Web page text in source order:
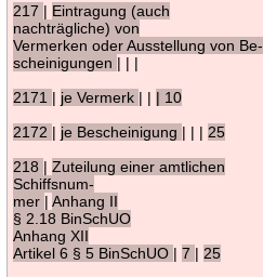
217 | Eintragung (auch
nachträgliche) von
Vermerken oder Ausstellung von Be-
scheinigungen | | |
2171 | je Vermerk | | | 10
2172 | je Bescheinigung | | | 25
218 |Zuteilung einer amtlichen
Schiffsnum-
mer |Anhang II
§ 2.18 BinSchUO
Anhang XII
Artikel 6 § 5 BinSchUO |7 | 25